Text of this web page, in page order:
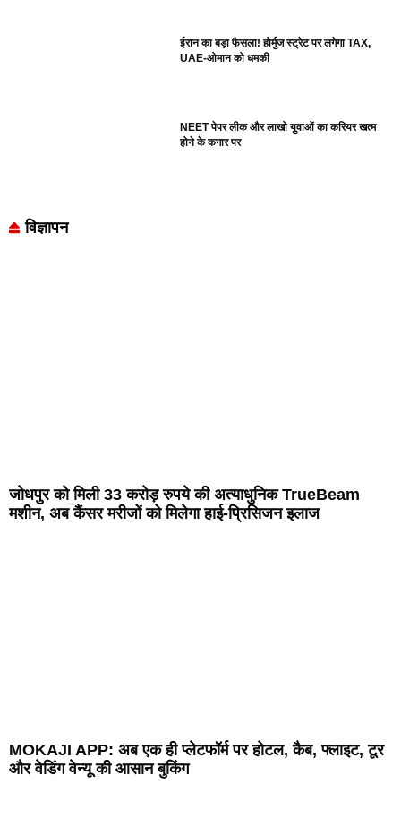
ईरान का बड़ा फैसला! होर्मुज स्ट्रेट पर लगेगा TAX,
UAE-ओमान को धमकी
NEET पेपर लीक और लाखो युवाओं का करियर खत्म
होने के कगार पर
विज्ञापन
जोधपुर को मिली 33 करोड़ रुपये की अत्याधुनिक TrueBeam
मशीन, अब कैंसर मरीजों को मिलेगा हाई-प्रिसिजन इलाज
MOKAJI APP: अब एक ही प्लेटफॉर्म पर होटल, कैब, फ्लाइट, टूर
और वेडिंग वेन्यू की आसान बुकिंग